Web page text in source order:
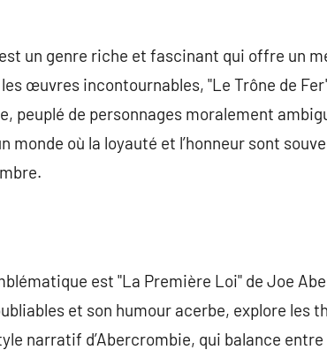
un genre riche et fascinant qui offre un
œuvres incontournables, "Le Trône de
peuplé de personnages moralement
monde où la loyauté et l’honneur sont
est "La Première Loi" de Joe
et son humour acerbe, explore les
narratif d’Abercrombie, qui balance